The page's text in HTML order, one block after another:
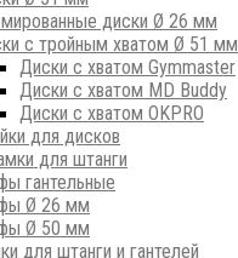
диски Ø 26 мм
с тройным хватом Ø 51 мм
Диски с хватом Gymmaster
Диски с хватом MD Buddy
Диски с хватом OKPRO
для дисков
для штанги
гантельные
Ø 26 мм
Ø 50 мм
для штанги и гантелей